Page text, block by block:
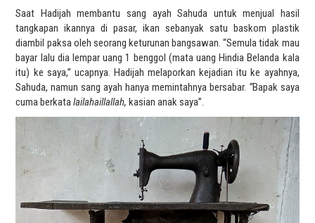
Saat Hadijah membantu sang ayah Sahuda untuk menjual hasil
tangkapan ikannya di pasar, ikan sebanyak satu baskom plastik
diambil paksa oleh seorang keturunan bangsawan. “Semula tidak mau
bayar lalu dia lempar uang 1 benggol (mata uang Hindia Belanda kala
itu) ke saya,” ucapnya. Hadijah melaporkan kejadian itu ke ayahnya,
Sahuda, namun sang ayah hanya memintahnya bersabar. “Bapak saya
cuma berkatalailahaillallah,kasian anak saya”.